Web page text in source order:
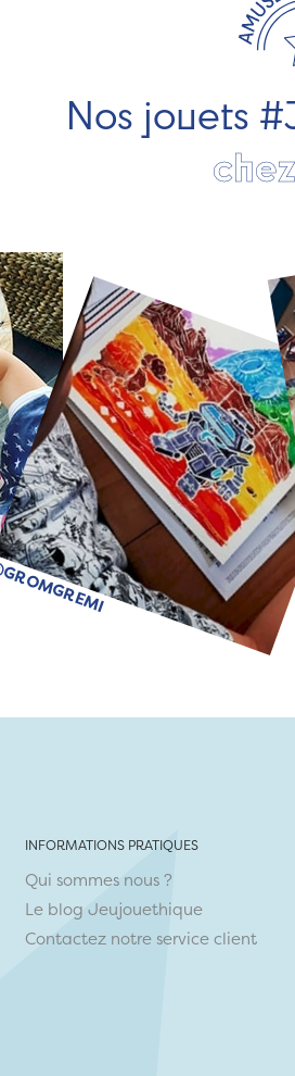
Nos jouets
INFORMATIONS PRATIQUES
Qui sommes nous ?
Le blog Jeujouethique
Contactez notre service client